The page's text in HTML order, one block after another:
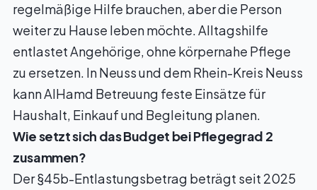
regelmäßige Hilfe brauchen, aber die Person
weiter zu Hause leben möchte. Alltagshilfe
entlastet Angehörige, ohne körpernahe Pflege
zu ersetzen. InNeussund demRhein-Kreis Neuss
kann AlHamd Betreuung feste Einsätze für
Haushalt, Einkauf und Begleitung planen.
Wie setzt sich das Budget bei Pflegegrad 2
zusammen?
Der §45b-Entlastungsbetrag beträgt seit 2025